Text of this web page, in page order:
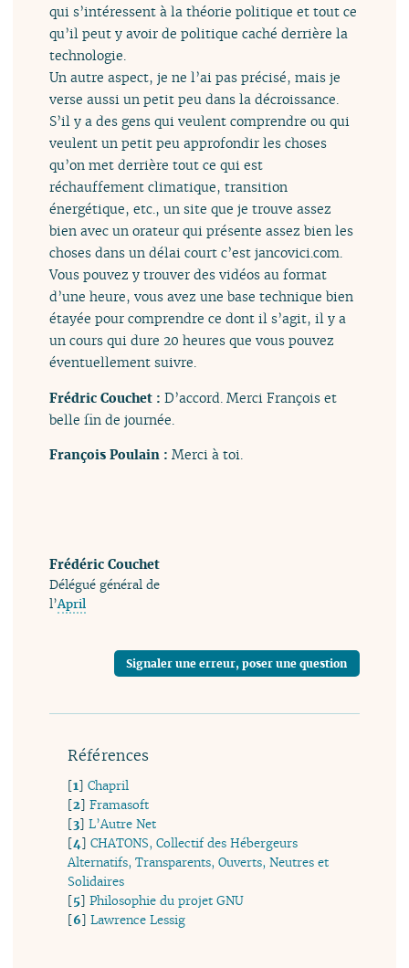
qui s’intéressent à la théorie politique et tout ce
qu’il peut y avoir de politique caché derrière la
technologie.
Un autre aspect, je ne l’ai pas précisé, mais je
verse aussi un petit peu dans la décroissance.
S’il y a des gens qui veulent comprendre ou qui
veulent un petit peu approfondir les choses
qu’on met derrière tout ce qui est
réchauffement climatique, transition
énergétique, etc., un site que je trouve assez
bien avec un orateur qui présente assez bien les
choses dans un délai court c’est jancovici.com.
Vous pouvez y trouver des vidéos au format
d’une heure, vous avez une base technique bien
étayée pour comprendre ce dont il s’agit, il y a
un cours qui dure 20 heures que vous pouvez
éventuellement suivre.
Frédric Couchet :D’accord. Merci François et
belle fin de journée.
François Poulain :Merci à toi.
Frédéric Couchet
Délégué général de
l’April
Signaler une erreur, poser une question
Références
[1]Chapril
[2]Framasoft
[3]L’Autre Net
[4]CHATONS, Collectif des Hébergeurs
Alternatifs, Transparents, Ouverts, Neutres et
Solidaires
[5]Philosophie du projet GNU
[6]Lawrence Lessig